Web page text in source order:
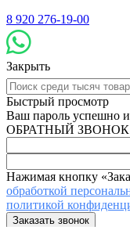
8 920 276-19-00
Закрыть
Быстрый просмотр
Ваш пароль успешно
ОБРАТНЫЙ ЗВОНОК
Нажимая кнопку
обработкой
политикой